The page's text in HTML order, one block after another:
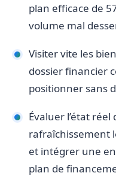
plan efficace de
volume mal
Visiter vite les
dossier financier
positionner sans
Évaluer l’état
rafraîchissement
et intégrer une
plan de